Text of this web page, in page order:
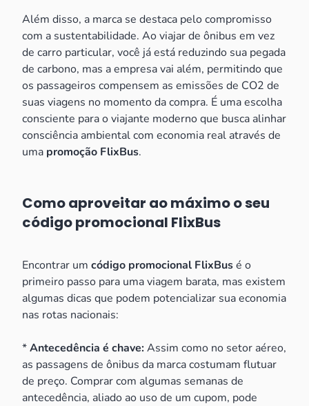
Além disso, a marca se destaca pelo compromisso
com a sustentabilidade. Ao viajar de ônibus em vez
de carro particular, você já está reduzindo sua pegada
de carbono, mas a empresa vai além, permitindo que
os passageiros compensem as emissões de CO2 de
suas viagens no momento da compra. É uma escolha
consciente para o viajante moderno que busca alinhar
consciência ambiental com economia real através de
uma promoção FlixBus.
Como aproveitar ao máximo o seu
código promocional FlixBus
Encontrar um código promocional FlixBusé o
primeiro passo para uma viagem barata, mas existem
algumas dicas que podem potencializar sua economia
nas rotas nacionais:
*Antecedência é chave:Assim como no setor aéreo,
as passagens de ônibus da marca costumam flutuar
de preço. Comprar com algumas semanas de
antecedência, aliado ao uso de um cupom, pode